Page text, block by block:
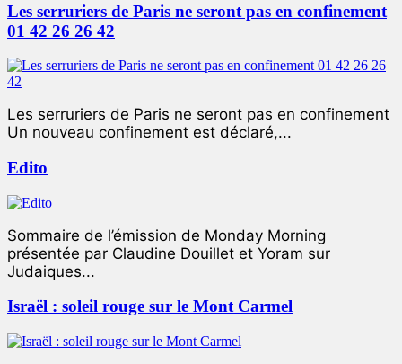
Les serruriers de Paris ne seront pas en confinement
01 42 26 26 42
Les serruriers de Paris ne seront pas en confinement
Un nouveau confinement est déclaré,...
Edito
Sommaire de l’émission de Monday Morning
présentée par Claudine Douillet et Yoram sur
Judaiques...
Israël : soleil rouge sur le Mont Carmel